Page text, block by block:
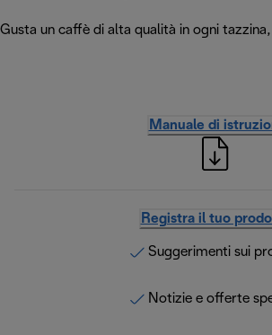
Gusta un caffè di alta qualità in ogni
Manuale di
Registra il tuo
Suggerimenti sui
Notizie e offerte